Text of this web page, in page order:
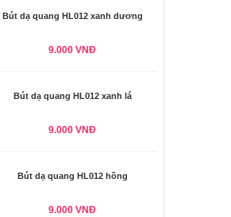
Bút dạ quang HL012 xanh dương
9.000 VNĐ
Bút dạ quang HL012 xanh lá
9.000 VNĐ
Bút dạ quang HL012 hồng
9.000 VNĐ